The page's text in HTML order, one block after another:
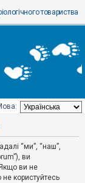
товариства
“ми”, “наш”,
ви
ви не
користуйтесь